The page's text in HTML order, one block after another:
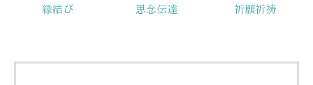
縁結び 思念伝達 祈願祈祷